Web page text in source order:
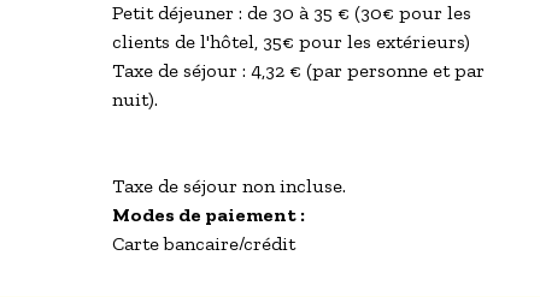
Petit déjeuner : de 30 à 35 € (30€ pour les
clients de l'hôtel, 35€ pour les extérieurs)
Taxe de séjour : 4,32 € (par personne et par
nuit).
Taxe de séjour non incluse.
Modes de paiement :
Carte bancaire/crédit